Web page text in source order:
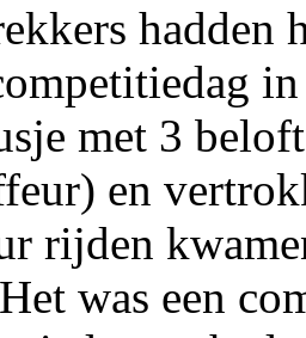
hadden
met 3
en
rijden
was een